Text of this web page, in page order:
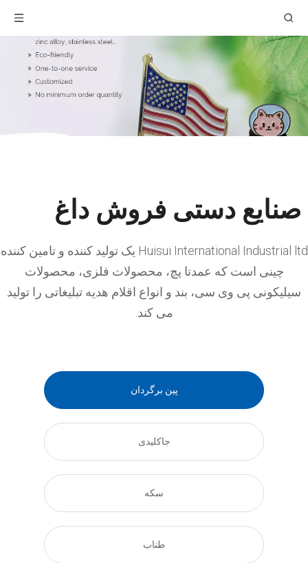
صنایع دستی فروش داغ
Huisui International Industrial ltd یک تولید کننده و تامین کننده
چینی است که عمدتا پچ، محصولات فلزی، محصولات
سیلیکونی پی وی سی، بند و انواع اقلام هدیه تبلیغاتی را تولید
می کند.
پین برگردان
جاکلیدی
سکه
طناب